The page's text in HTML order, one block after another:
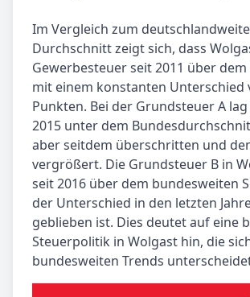
Im Vergleich zum
Durchschnitt zeigt sich, dass
Gewerbesteuer seit 2011 über
mit einem konstanten Unterschied
Punkten. Bei der Grundsteuer A
2015 unter dem
aber seitdem überschritten und
vergrößert. Die Grundsteuer B in
seit 2016 über dem bundesweiten
der Unterschied in den letzten
geblieben ist. Dies deutet auf eine
Steuerpolitik in Wolgast hin, die
bundesweiten Trends